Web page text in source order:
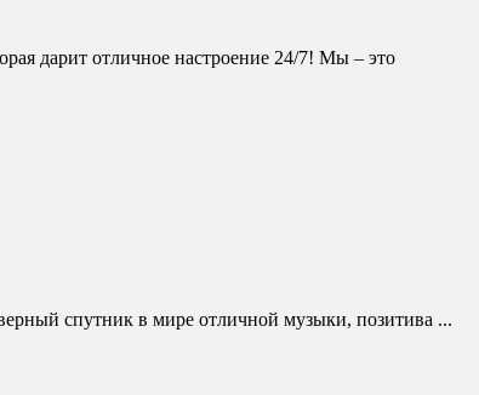
дарит отличное настроение 24/7! Мы – это
спутник в мире отличной музыки, позитива ...